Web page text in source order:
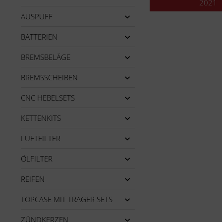
AUSPUFF
BATTERIEN
BREMSBELÄGE
BREMSSCHEIBEN
CNC HEBELSETS
KETTENKITS
LUFTFILTER
ÖLFILTER
REIFEN
TOPCASE MIT TRÄGER SETS
ZÜNDKERZEN
2021